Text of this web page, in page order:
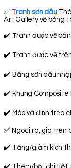
✅ Tranh sơn dầu
Art Gallery vẽ bằng
✔️ Tranh được vẽ
✔️ Tranh được vẽ trên
✔️ Bằng sơn dầu
✔️ Khung Composite
✔️ Móc và đinh treo
✅ Ngoài ra, giá trên
✔️ Tăng/giảm kích
✔️ Thêm/bớt chi tiết